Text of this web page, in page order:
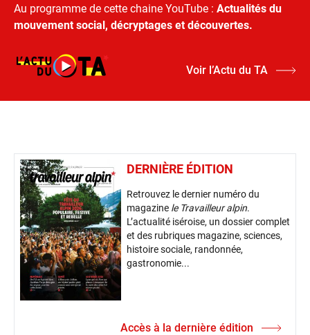
Au programme de cette chaine YouTube : Actualités du
mouvement social, décryptages et découvertes.
Voir l’Actu du TA
DERNIÈRE ÉDITION
Retrouvez le dernier numéro du
magazine le Travailleur alpin.
L’actualité iséroise, un dossier complet
et des rubriques magazine, sciences,
histoire sociale, randonnée,
gastronomie...
Accès à la dernière édition